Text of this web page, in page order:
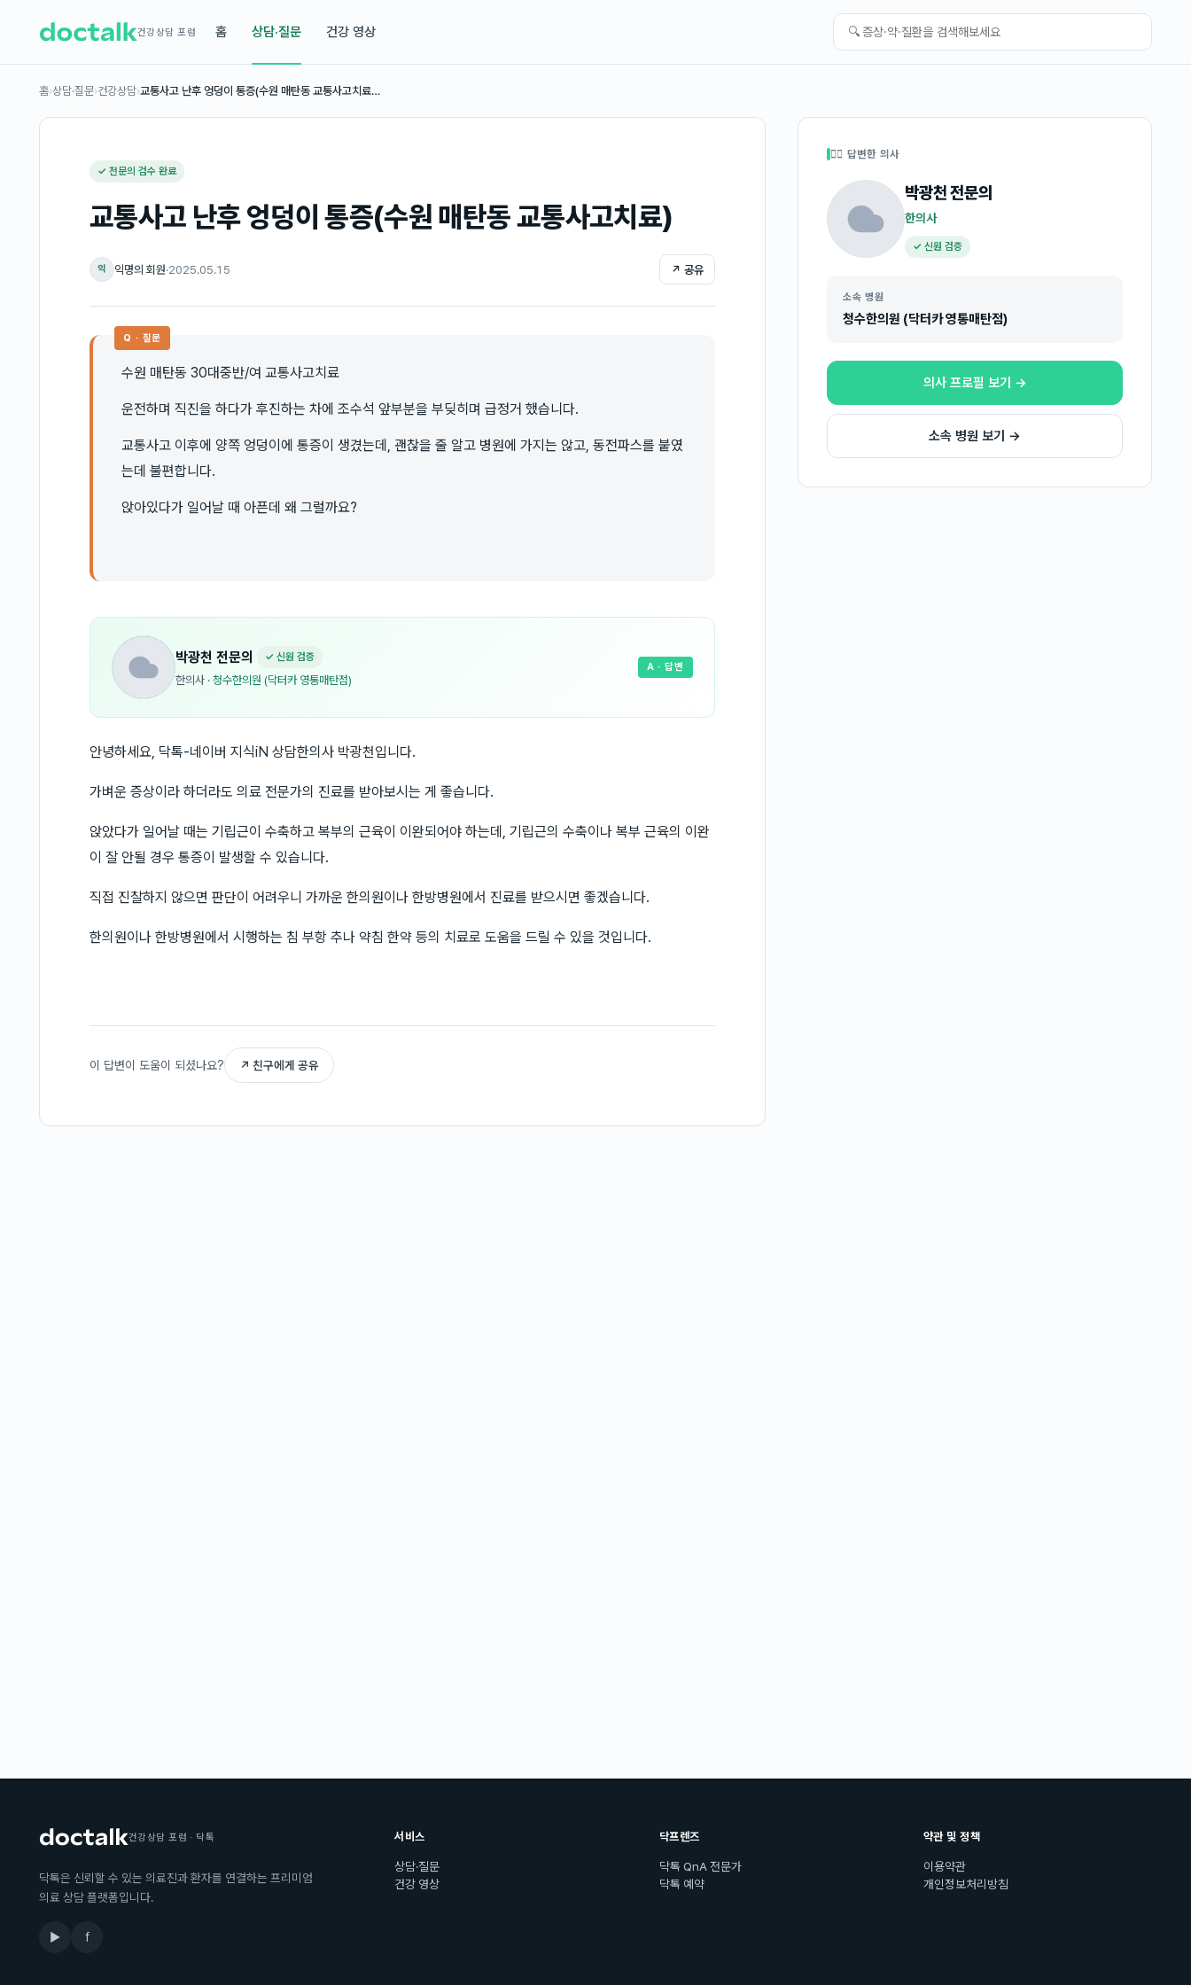
건강상담 포럼 홈 상담·질문 건강 영상 🔍
홈›상담·질문›건강상담›교통사고 난후 엉덩이 통증(수원 매탄동 교통사고치료…
✓ 전문의 검수 완료
교통사고 난후 엉덩이 통증(수원 매탄동 교통사고치료)
익 익명의 회원·2025.05.15 ↗ 공유
Q · 질문
수원 매탄동 30대중반/여 교통사고치료
운전하며 직진을 하다가 후진하는 차에 조수석 앞부분을 부딪히며 급정거 했습니다.
교통사고 이후에 양쪽 엉덩이에 통증이 생겼는데, 괜찮을 줄 알고 병원에 가지는 않고, 동전파스를 붙였
는데 불편합니다.
앉아있다가 일어날 때 아픈데 왜 그럴까요?
박광천 전문의 ✓ 신원 검증
한의사 · 청수한의원 (닥터카 영통매탄점)
A · 답변
안녕하세요, 닥톡-네이버 지식iN 상담한의사 박광천입니다.
가벼운 증상이라 하더라도 의료 전문가의 진료를 받아보시는 게 좋습니다.
앉았다가 일어날 때는 기립근이 수축하고 복부의 근육이 이완되어야 하는데, 기립근의 수축이나 복부 근육의 이완
이 잘 안될 경우 통증이 발생할 수 있습니다.
직접 진찰하지 않으면 판단이 어려우니 가까운 한의원이나 한방병원에서 진료를 받으시면 좋겠습니다.
한의원이나 한방병원에서 시행하는 침 부항 추나 약침 한약 등의 치료로 도움을 드릴 수 있을 것입니다.
이 답변이 도움이 되셨나요? ↗ 친구에게 공유
👩‍⚕️ 답변한 의사
박광천전문의
한의사
✓ 신원 검증
소속 병원
청수한의원 (닥터카 영통매탄점)
의사 프로필 보기 →
소속 병원 보기 →
건강상담 포럼 · 닥톡
닥톡은 신뢰할 수 있는 의료진과 환자를 연결하는 프리미엄
의료 상담 플랫폼입니다.
▶ f
서비스
상담·질문
건강 영상
닥프렌즈
닥톡 QnA 전문가
닥톡 예약
약관 및 정책
이용약관
개인정보처리방침